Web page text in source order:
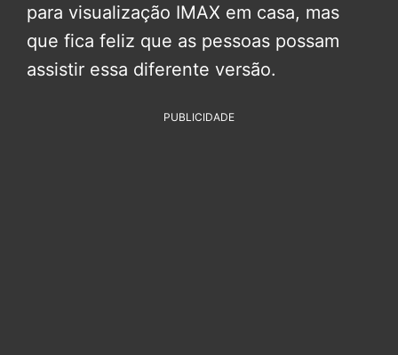
para visualização IMAX em casa, mas
que fica feliz que as pessoas possam
assistir essa diferente versão.
PUBLICIDADE